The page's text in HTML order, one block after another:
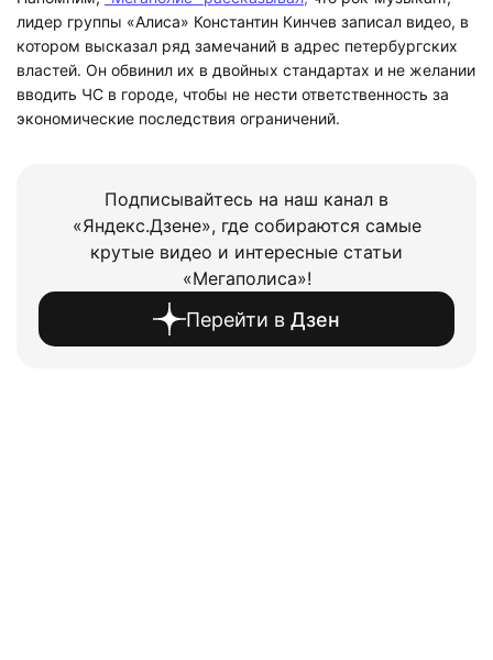
лидер группы «Алиса» Константин Кинчев записал видео, в
котором высказал ряд замечаний в адрес петербургских
властей. Он обвинил их в двойных стандартах и не желании
вводить ЧС в городе, чтобы не нести ответственность за
экономические последствия ограничений.
Подписывайтесь на наш канал в
«Яндекс.Дзене», где собираются самые
крутые видео и интересные статьи
«Мегаполиса»!
Перейти в Дзен